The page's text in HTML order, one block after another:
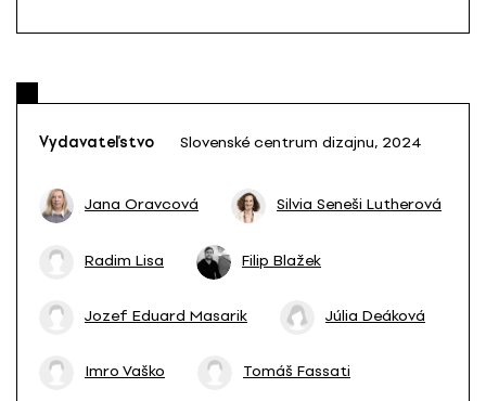
Vydavateľstvo Slovenské centrum dizajnu, 2024
Jana Oravcová Silvia Seneši Lutherová
Radim Lisa Filip Blažek
Jozef Eduard Masarik Júlia Deáková
Imro Vaško Tomáš Fassati